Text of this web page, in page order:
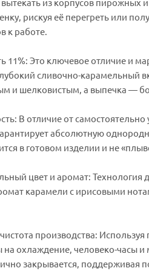
рискуя её перегреть или
к работе.
11%: Это ключевое отличие и
сливочно-карамельный
и шелковистым, а выпечка —
В отличие от
абсолютную
в готовом изделии и не
цвет и аромат: Технология
карамели с ирисовыми
производства:
на охлаждение, человеко-часы
закрывается, поддерживая